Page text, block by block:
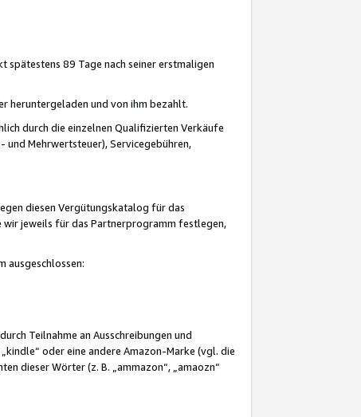
89 Tage nach seiner erstmaligen
heruntergeladen und von ihm bezahlt.
durch die einzelnen Qualifizierten Verkäufe
und Mehrwertsteuer), Servicegebühren,
diesen Vergütungskatalog für das
wir jeweils für das Partnerprogramm festlegen,
ausgeschlossen:
Teilnahme an Ausschreibungen und
oder eine andere Amazon-Marke (vgl. die
dieser Wörter (z. B. „ammazon“, „amaozn“